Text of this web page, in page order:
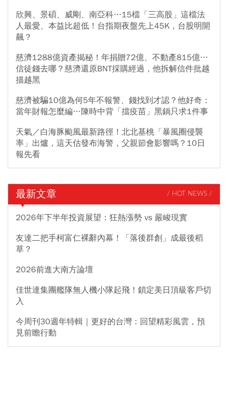
欣興、景碩、威剛、南亞科…15檔「三高股」這檔法
人最愛、本益比超低！台指期夜盤先上45K，台股明開
飆？
慈濟1288億資產揭秘！年捐贈72億、不動產815億…
信徒錢去哪？慈濟還原BNT採購經過，他拆解信件批越
描越黑
慈濟被騙10億為何5年不報警、錢找到才認？他好奇：
當年財報怎麼編…陳時中背「擋疫苗」黑鍋只求1件事
天氣／白海豚颱風最新路徑！北北基桃「暴風圈侵襲
率」出爐，這天估發布海警，父親節會影響嗎？10日
報先看
最新文章 / HOT NEWS /
2026年下半年投資展望：狂熱漲勢 vs 嚴峻現實
友達二把手柯富仁裸辭內幕！「落後群創」成最後稻
草？
2026前進大南方論壇
佳世達集團艦隊無人機小隊起飛！鎖定美日頂級客戶切
入
今周刊30週年特輯｜更好的台灣：回望精彩風雲，預
見前瞻行動